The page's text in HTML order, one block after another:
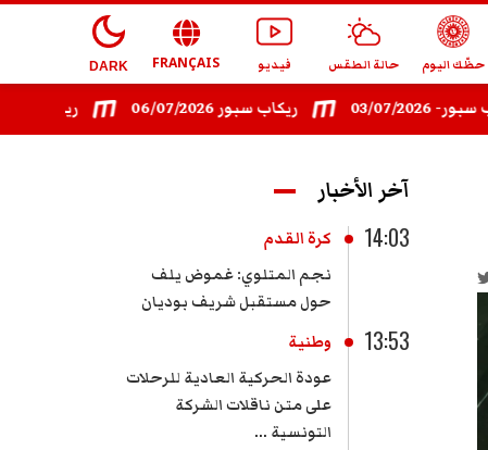
حظّك اليوم حالة الطقس فيديو FRANÇAIS
DARK
ريكاب سبور - 08/07/2026 ريكاب سبور 06/07/2026
آخر الأخبار
14:03
كرة القدم
نجم المتلوي: ​غموض يلف
حول مستقبل شريف بوديان
13:53
وطنية
عودة الحركية العادية للرحلات
على متن ناقلات الشركة
التونسية ...